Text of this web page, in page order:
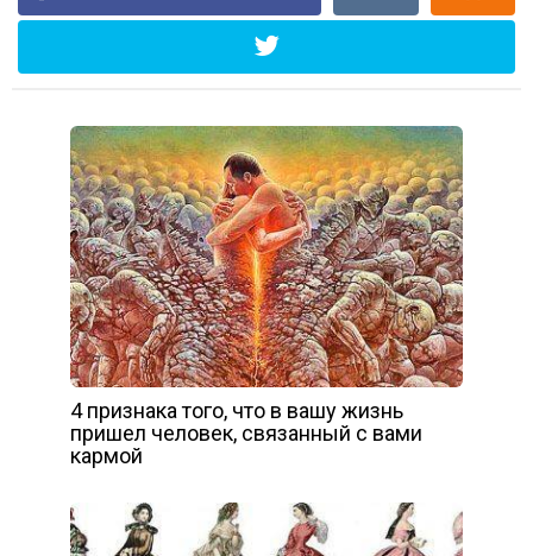
4 признака того, что в вашу жизнь
пришел человек, связанный с вами
кармой